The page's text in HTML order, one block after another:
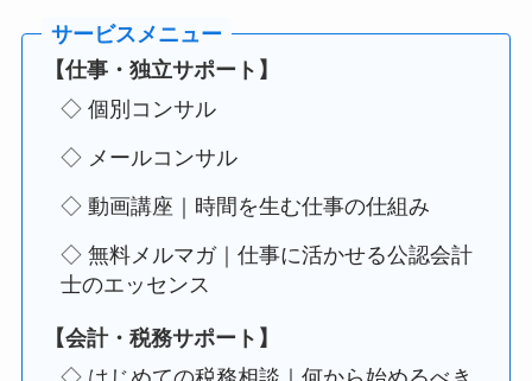
【仕事・独立サポート】
◇ 個別コンサル
◇ メールコンサル
◇ 動画講座｜時間を生む仕事の仕組み
◇ 無料メルマガ｜仕事に活かせる公認会計
士のエッセンス
【会計・税務サポート】